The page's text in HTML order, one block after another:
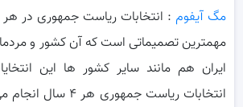
مگ آیفوم : انتخابات ریاست جمهوری در
مهمترین تصمیماتی است که آن کشور و
ایران هم مانندسایر کشور ها این
انتخابات ریاست